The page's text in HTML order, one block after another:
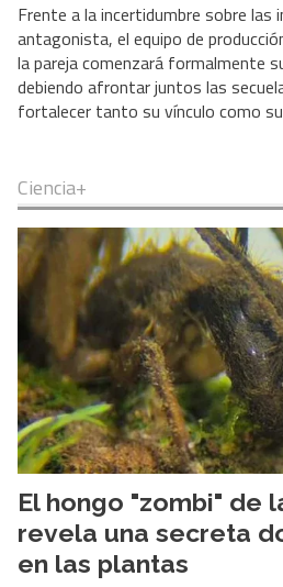
Frente a la incertidumbre sobre las
antagonista, el equipo de
la pareja comenzará formalmente
debiendo afrontar juntos las
fortalecer tanto su vínculo como
Ciencia+
El hongo "zombi" de
revela una secreta
en las plantas